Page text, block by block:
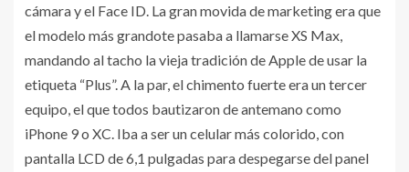
cámara y el Face ID. La gran movida de marketing era que
el modelo más grandote pasaba a llamarse XS Max,
mandando al tacho la vieja tradición de Apple de usar la
etiqueta “Plus”. A la par, el chimento fuerte era un tercer
equipo, el que todos bautizaron de antemano como
iPhone 9 o XC. Iba a ser un celular más colorido, con
pantalla LCD de 6,1 pulgadas para despegarse del panel